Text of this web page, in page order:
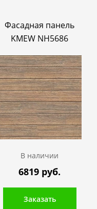
Фасадная панель
KMEW NH5686
В наличии
6819 руб.
Заказать